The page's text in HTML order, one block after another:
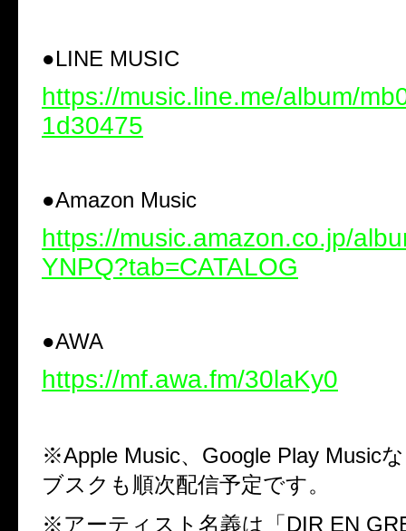
●LINE MUSIC
https://music.line.me/album/
1d30475
●Amazon Music
https://music.amazon.co.jp/
YNPQ?tab=CATALOG
●AWA
https://mf.awa.fm/30laKy0
※Apple Music、 Google Play Music
ブスクも順次配信予定です。
※アーティスト名義は「 DIR EN